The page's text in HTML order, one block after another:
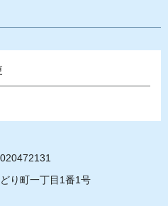
り町一丁目1番1号